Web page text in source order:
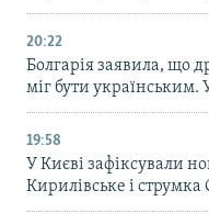
20:22
Болгарія заявила, що
міг бути
19:58
У Києві зафіксували
Кирилівське і